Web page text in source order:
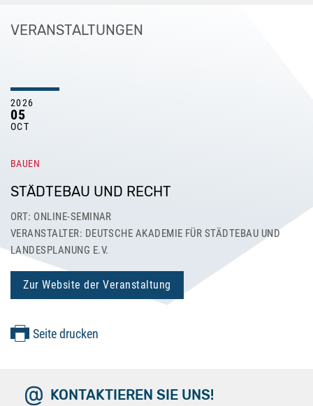
VERANSTALTUNGEN
2026
05
OCT
BAUEN
STÄDTEBAU UND RECHT
ORT: ONLINE-SEMINAR
VERANSTALTER: DEUTSCHE AKADEMIE FÜR STÄDTEBAU UND
LANDESPLANUNG E.V.
Zur Website der Veranstaltung
Seite drucken
KONTAKTIEREN SIE UNS!